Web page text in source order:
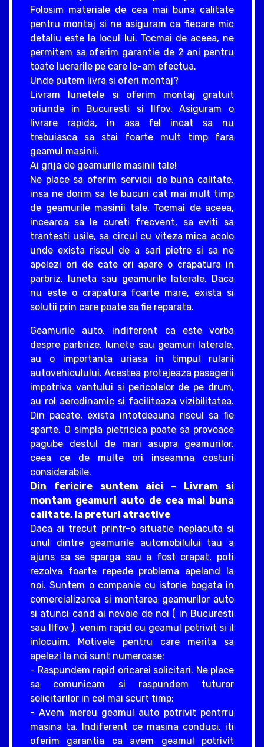
Folosim materiale de cea mai buna calitate
pentru montaj si ne asiguram ca fiecare mic
detaliu este la locul lui. Tocmai de aceea, ne
permitem sa oferim garantie de 2 ani pentru
toate lucrarile pe care le-am efectua.
Unde putem livra si oferi montaj?
Livram lunetele si oferim montaj gratuit
oriunde in Bucuresti si Ilfov. Asiguram o
livrare rapida, in asa fel incat sa nu
trebuiasca sa stai foarte mult timp fara
geamul masinii.
Ai grija de geamurile masinii tale!
Ne place sa oferim servicii de buna calitate,
insa ne dorim sa te bucuri cat mai mult timp
de geamurile masinii tale. Tocmai de aceea,
incearca sa le cureti frecvent, sa eviti sa
trantesti usile, sa circul cu viteza mica acolo
unde exista riscul de a sari pietre si sa ne
apelezi ori de cate ori apare o crapatura in
parbriz, luneta sau geamurile laterale. Daca
nu este o crapatura foarte mare, exista si
solutii prin care poate sa fie reparata.
Geamurile auto, indiferent ca este vorba
despre parbrize, lunete sau geamuri laterale,
au o importanta uriasa in timpul rularii
autovehiculului. Acestea protejeaza pasagerii
impotriva vantului si pericolelor de pe drum,
au rol aerodinamic si faciliteaza vizibilitatea.
Din pacate, exista intotdeauna riscul sa fie
sparte. O simpla pietricica poate sa provoace
pagube destul de mari asupra geamurilor,
ceea ce de multe ori inseamna costuri
considerabile.
Din fericire suntem aici – Livram si
montam geamuri auto de cea mai buna
calitate, la preturi atractive
Daca ai trecut printr-o situatie neplacuta si
unul dintre geamurile automobilului tau a
ajuns sa se sparga sau a fost crapat, poti
rezolva foarte repede problema apeland la
noi. Suntem o companie cu istorie bogata in
comercializarea si montarea geamurilor auto
si atunci cand ai nevoie de noi ( in Bucuresti
sau Ilfov ), venim rapid cu geamul potrivit si il
inlocuim. Motivele pentru care merita sa
apelezi la noi sunt numeroase:
- Raspundem rapid oricarei solicitari. Ne place
sa comunicam si raspundem tuturor
solicitarilor in cel mai scurt timp;
- Avem mereu geamul auto potrivit pentrru
masina ta. Indiferent ce masina conduci, iti
oferim garantia ca avem geamul potrivit